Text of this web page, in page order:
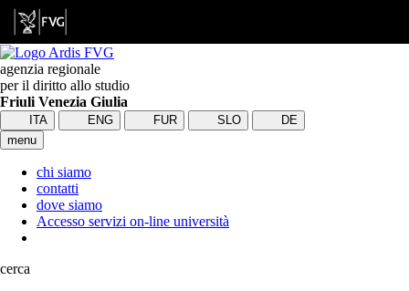
agenzia regionale
per il diritto allo studio
Friuli Venezia Giulia
ITA ENG FUR SLO
DE
menu
chi siamo
contatti
dove siamo
Accesso servizi on-line università
cerca